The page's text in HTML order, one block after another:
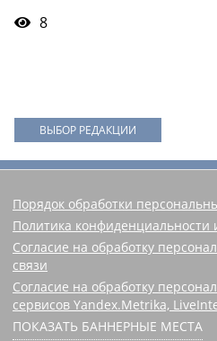
8
ВЫБОР РЕДАКЦИИ
Порядок обработки
Политика
Согласие на обработку
связи
Согласие на обработку
сервисов Yandex.Metrika,
ПОКАЗАТЬ БАННЕРНЫЕ МЕСТА